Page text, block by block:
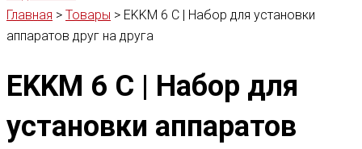
Главная > Товары > EKKM 6 C | Набор для установки
аппаратов друг на друга
EKKM 6 C | Набор для
установки аппаратов